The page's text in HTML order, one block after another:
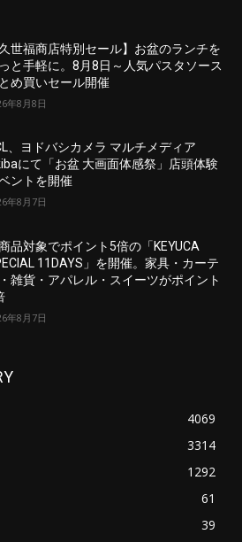
久世福商店特別セール】お盆のランチを
と手軽に。8月8日～人気パスタソース
め買いセール開催
年8月8日
、ヨドバシカメラ マルチメディア
にて「お盆 大画面体感祭」店頭体験
ントを開催
年8月7日
品対象でポイント5倍の「KEYUCA
11DAYS」を開催。家具・カーテ
雑貨・アパレル・スイーツがポイント
年8月7日
4069
3314
1292
61
39